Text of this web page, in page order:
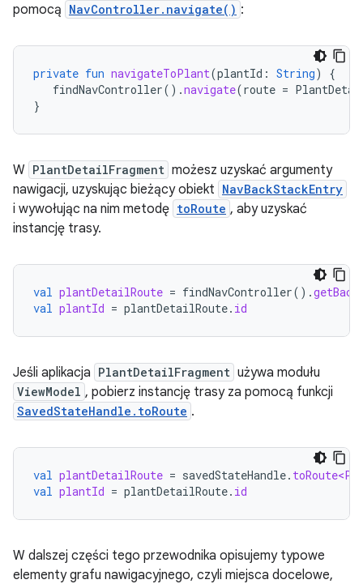
pomocą NavController.navigate() :
private fun navigateToPlant(plantId : String)
{
findNavController().navigate(route =
}
W PlantDetailFragment możesz uzyskać argumenty
nawigacji, uzyskując bieżący obiekt NavBackStackEntry
i wywołując na nim metodę toRoute , aby uzyskać
instancję trasy.
val plantDetailRoute = findNavController().
val plantId = plantDetailRoute. id
Jeśli aplikacja PlantDetailFragment używa modułu
ViewModel , pobierz instancję trasy za pomocą funkcji
SavedStateHandle.toRoute .
val plantDetailRoute = savedStateHandle.
val plantId = plantDetailRoute. id
W dalszej części tego przewodnika opisujemy typowe
elementy grafu nawigacyjnego, czyli miejsca docelowe,